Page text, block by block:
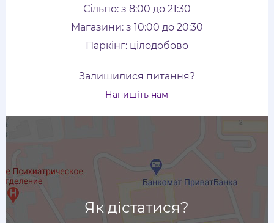
Сільпо: з 8:00 до 21:30
Магазини: з 10:00 до 20:30
Паркінг: цілодобово
Залишилися питання?
Напишіть нам
Як дістатися?